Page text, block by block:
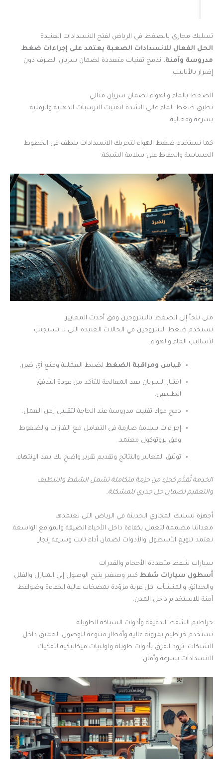
تسليك مجاري بالضغط في الرياض لفتح الانسدادات العنيدة
الحل الفعال للانسدادات الصعبة يعتمد على إجراءات ضغط
مدروسة وآمنة. ندمج تقنيات متعددة لضمان سريان الصرف دون
إضرار بالأنابيب.
الضغط بالماء والهواء لضمان سريان مثالي
نطبق ضغط الماء عالي الشدة لتفتيت الترسبات الدهنية والرملية
بسرعة وفعالية.
كما نستخدم ضغط الهواء لتحريك الانسدادات بلطف في الخطوط
الحساسة والحفاظ على سلامة الشبكة.
متى نلجأ إلى الضغط بالنيتروجين وفق أحدث المعايير
نستخدم ضغط النيتروجين في الحالات العنيدة التي لا تستجيب
لأساليب الماء والهواء.
قياس ومراقبة الضغطلضبط العملية ومنع أي ضرر.
اختبار السريان بعد المعالجة للتأكد من عودة التدفق
الطبيعي.
دمج مواد تفتيت مدروسة عند الحاجة لتقليل زمن العمل.
إجراءات سلامة صارمة في التعامل مع الغازات والضغوط
وفق بروتوكول معتمد.
توثيق المعايير والنتائج وتقديم تقرير واضح لك بعد الإنتهاء.
الخدمة تُقدَّم كجزء من حزمة متكاملة تشمل الشفط والتنظيف
والتعقيم لضمان حل جذري للمشكلة.
أجهزة تسليك المجاري الحديثة في الرياض التي نعتمدها
معداتنا مصممة لتعمل بكفاءة داخل الأحياء الضيقة والمواقع الواسعة.
نعتمد تنويع الأسطول والأدوات لضمان أداء ثابت وسرعة إنجاز.
سيارات شفط متعددة الأحجام والقدرات
أسطول سيارات شفط كبير وصغير يتيح الوصول إلى المنازل والفلل
والحدائق والمنشآت. كل عربة مزوّدة بمضخات عالية الكفاءة وضواغط
آمنة للاستخدام داخل المدن.
خراطيم الشفط الدقيقة وأدوات السباكة الطويلة
نستخدم خراطيم بمرونة عالية وأقطار متنوعة للوصول العميق داخل
الشبكات. تزود الفرق بأدوات طويلة ولولبيات ميكانيكية لتفكيك
الانسدادات بسرعة وأمان.